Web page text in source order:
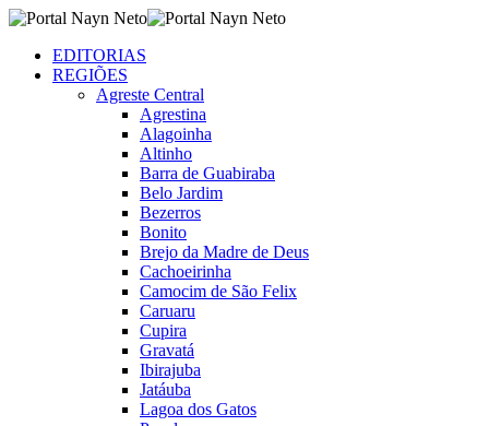
EDITORIAS
REGIÕES
Agreste Central
Agrestina
Alagoinha
Altinho
Barra de Guabiraba
Belo Jardim
Bezerros
Bonito
Brejo da Madre de Deus
Cachoeirinha
Camocim de São Felix
Caruaru
Cupira
Gravatá
Ibirajuba
Jatáuba
Lagoa dos Gatos